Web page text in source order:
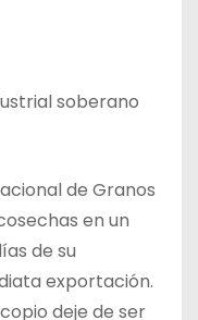
soberano
de Granos
en un
de su
exportación.
deje de ser